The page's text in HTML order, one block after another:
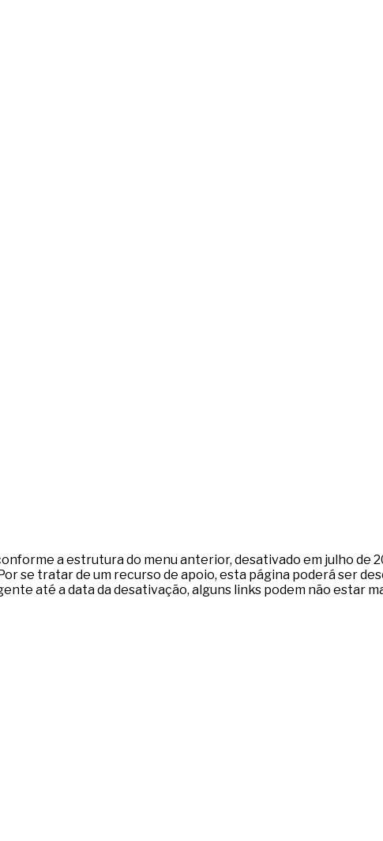
a estrutura do menu anterior, desativado em julho de
se tratar de um recurso de apoio, esta página poderá ser
até a data da desativação, alguns links podem não estar